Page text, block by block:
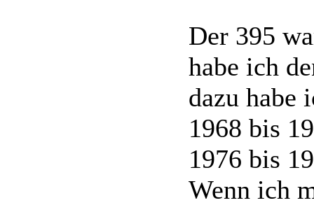
Der 395
habe ich
dazu habe
1968 bis
1976 bis
Wenn ich